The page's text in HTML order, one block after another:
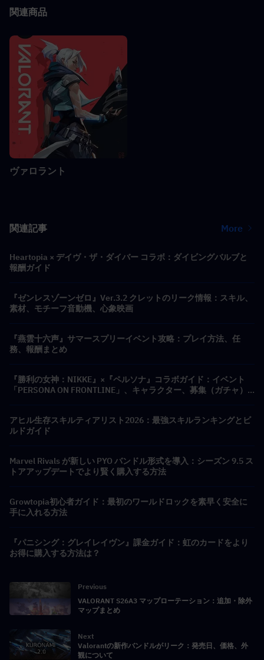
関連商品
ヴァロラント
関連記事 More
Heartopia × デイヴ・ザ・ダイバー コラボ：ダイビングバルブと
報酬ガイド
『ゼンレスゾーンゼロ』Ver.3.2 クレットのリーク情報：スキル、
素材、モチーフ音動機、心象映画
『燕雲十六声』サマースプリーイベント攻略：プレイ方法、任
務、報酬まとめ
『勝利の女神：NIKKE』×『ペルソナ』コラボガイド：イベント
「PERSONA ON FRONTLINE」、キャラクター、募集（ガチャ）
アヒル生存スキルティアリスト2026：最強スキルランキングとビ
ルドガイド
Marvel Rivals が新しい PYO バンドル形式を導入：シーズン 9.5 ス
トアアップデートでより賢く購入する方法
Growtopia初心者ガイド：最初のワールドロックを素早く安全に
手に入れる方法
『パニシング：グレイレイヴン』課金ガイド：虹のカードをより
お得に購入する方法は？
Previous
VALORANT S26A3 マップローテーション：追加・除外
マップまとめ
Next
Valorantの新作バンドルがリーク：発売日、価格、外
観について